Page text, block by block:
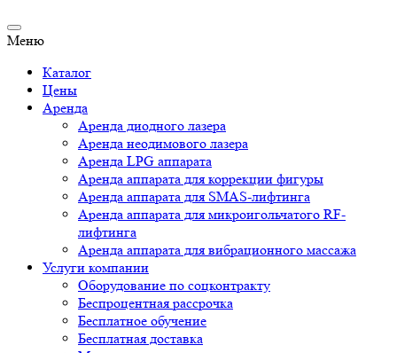
Меню
Каталог
Цены
Аренда
Аренда диодного лазера
Аренда неодимового лазера
Аренда LPG аппарата
Аренда аппарата для коррекции фигуры
Аренда аппарата для SMAS-лифтинга
Аренда аппарата для микроигольчатого RF-
лифтинга
Аренда аппарата для вибрационного массажа
Услуги компании
Оборудование по соцконтракту
Беспроцентная рассрочка
Бесплатное обучение
Бесплатная доставка